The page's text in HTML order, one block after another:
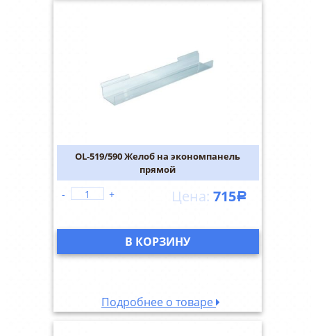
OL-519/590 Желоб на экономпанель
прямой
715Р
- +
В КОРЗИНУ
Подробнее о товаре